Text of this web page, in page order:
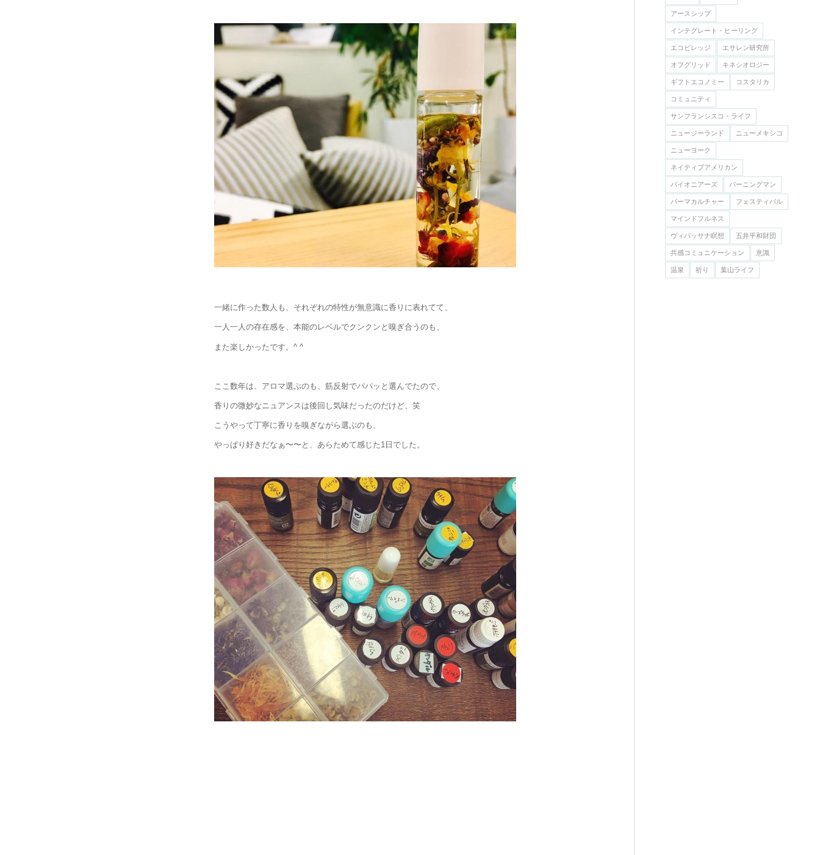
一緒に作った数人も、それぞれの特性が無意識に香りに表れてて、
一人一人の存在感を、本能のレベルでクンクンと嗅ぎ合うのも、
また楽しかったです。^ ^
ここ数年は、アロマ選ぶのも、筋反射でパパッと選んでたので、
香りの微妙なニュアンスは後回し気味だったのだけど、笑
こうやって丁寧に香りを嗅ぎながら選ぶのも、
やっぱり好きだなぁ〜〜と、あらためて感じた1日でした。
アースシップ
インテグレート・ヒーリング
エコビレッジ エサレン研究所
オフグリッド キネシオロジー
ギフトエコノミー コスタリカ
コミュニティ
サンフランシスコ・ライフ
ニュージーランド ニューメキシコ
ニューヨーク
ネイティブアメリカン
バイオニアーズ バーニングマン
パーマカルチャー フェスティバル
マインドフルネス
ヴィパッサナ瞑想 五井平和財団
共感コミュニケーション 意識
温泉 祈り 葉山ライフ